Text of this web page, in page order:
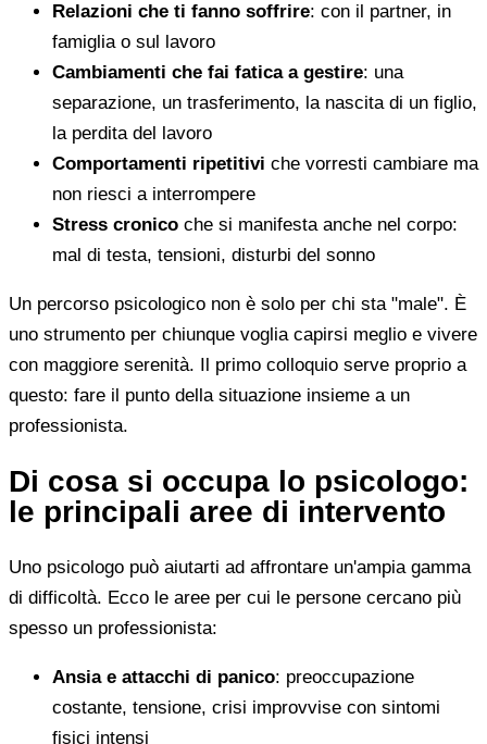
Relazioni che ti fanno soffrire: con il partner, in
famiglia o sul lavoro
Cambiamenti che fai fatica a gestire: una
separazione, un trasferimento, la nascita di un figlio,
la perdita del lavoro
Comportamenti ripetitivi che vorresti cambiare ma
non riesci a interrompere
Stress cronico che si manifesta anche nel corpo:
mal di testa, tensioni, disturbi del sonno
Un percorso psicologico non è solo per chi sta "male". È
uno strumento per chiunque voglia capirsi meglio e vivere
con maggiore serenità. Il primo colloquio serve proprio a
questo: fare il punto della situazione insieme a un
professionista.
Di cosa si occupa lo psicologo:
le principali aree di intervento
Uno psicologo può aiutarti ad affrontare un'ampia gamma
di difficoltà. Ecco le aree per cui le persone cercano più
spesso un professionista:
Ansia e attacchi di panico: preoccupazione
costante, tensione, crisi improvvise con sintomi
fisici intensi